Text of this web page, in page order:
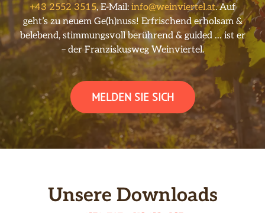
+43 2552 3515, E-Mail: info@weinviertel.at. Auf
geht’s zu neuem Ge(h)nuss! Erfrischend erholsam &
belebend, stimmungsvoll berührend & guided … ist er
– der Franziskusweg Weinviertel.
MELDEN SIE SICH
Unsere Downloads